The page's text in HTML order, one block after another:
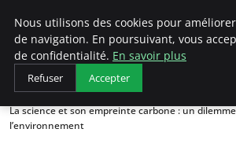
Arcticclimateemergency
Accueil
Environnement
La science et son empreinte carbone : un
l’environnement
Nous utilisons des cookies pour
de navigation. En poursuivant, vous
de confidentialité. En savoir plus
Refuser Accepter